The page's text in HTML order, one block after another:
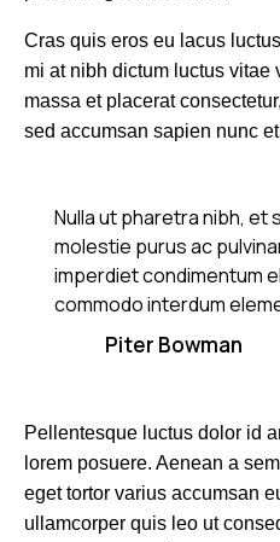
Cras quis eros eu lacus
mi at nibh dictum luctus vitae
massa et placerat
sed accumsan sapien nunc
Nulla ut pharetra nibh, et
molestie purus ac
imperdiet condimentum
commodo interdum
Piter Bowman
Pellentesque luctus dolor id
lorem posuere. Aenean a
eget tortor varius accumsan
ullamcorper quis leo ut